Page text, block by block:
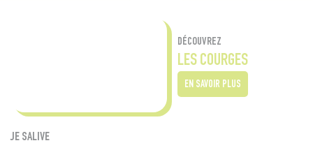
DÉCOUVREZ
LES COURGES
EN SAVOIR PLUS
JE SALIVE